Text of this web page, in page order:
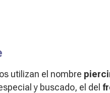
utilizan el nombre
y buscado, el del